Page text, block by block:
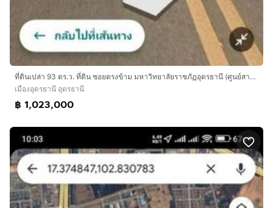
ที่ดินเปล่า 93 ตร.ว. ที่ดิน ซอยตรงข้าม มหาวิทยาลัยราชภัฏอุดรธานี (ศูนย์สามพร้าว) ถนนทางหลวงหมายเลข2410 เมืองอุดรธานี อุดรธานี
เมืองอุดรธานี อุดรธานี
฿ 1,023,000